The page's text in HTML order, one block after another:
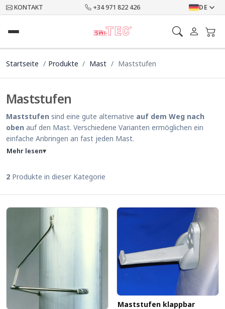
KONTAKT +34 971 822 426 DE
Startseite Produkte Mast Maststufen
Maststufen
Maststufen sind eine gute alternative auf dem Weg nach
oben auf den Mast. Verschiedene Varianten ermöglichen ein
einfache Anbringen an fast jeden Mast.
Mehr lesen▾
2 Produkte in dieser Kategorie
Maststufen klappbar